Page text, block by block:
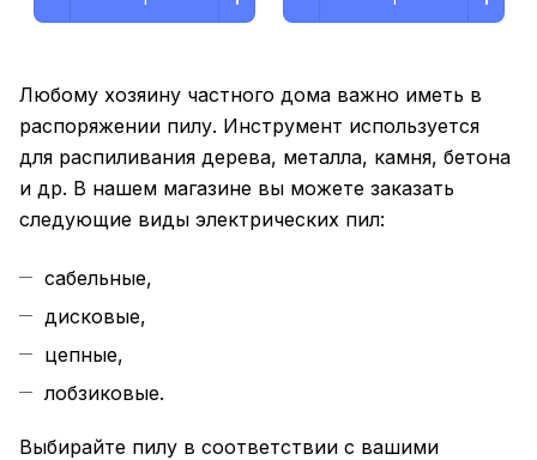
Любому хозяину частного дома важно иметь в
распоряжении пилу. Инструмент используется
для распиливания дерева, металла, камня, бетона
и др. В нашем магазине вы можете заказать
следующие виды электрических пил:
сабельные,
дисковые,
цепные,
лобзиковые.
Выбирайте пилу в соответствии с вашими